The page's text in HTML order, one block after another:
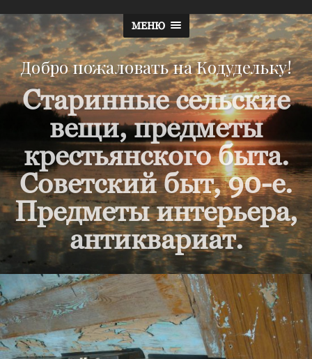
МЕНЮ
Добро пожаловать на Кодудельку!
Старинные сельские
вещи, предметы
крестьянского быта.
Советский быт, 90-е.
Предметы интерьера,
антиквариат.